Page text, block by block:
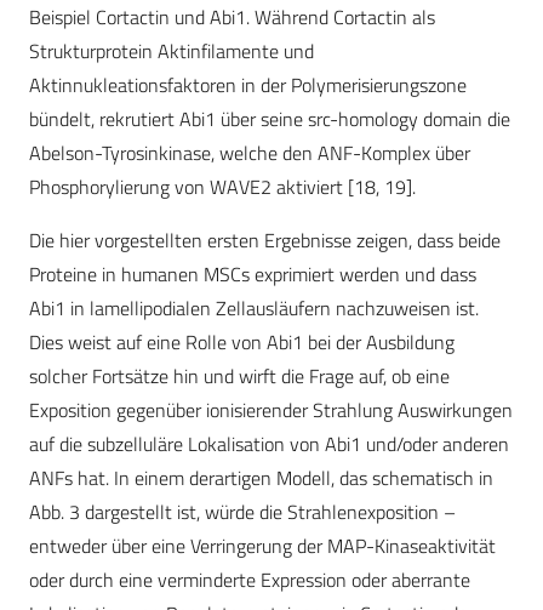
Beispiel Cortactin und Abi1. Während Cortactin als
Strukturprotein Aktinfilamente und
Aktinnukleationsfaktoren in der Polymerisierungszone
bündelt, rekrutiert Abi1 über seine src-homology domain die
Abelson-Tyrosinkinase, welche den ANF-Komplex über
Phosphorylierung von WAVE2 aktiviert [18, 19].
Die hier vorgestellten ersten Ergebnisse zeigen, dass beide
Proteine in humanen MSCs exprimiert werden und dass
Abi1 in lamellipodialen Zellausläufern nachzuweisen ist.
Dies weist auf eine Rolle von Abi1 bei der Ausbildung
solcher Fortsätze hin und wirft die Frage auf, ob eine
Exposition gegenüber ionisierender Strahlung Auswirkungen
auf die subzelluläre Lokalisation von Abi1 und/oder anderen
ANFs hat. In einem derartigen Modell, das schematisch in
Abb. 3 dargestellt ist, würde die Strahlenexposition –
entweder über eine Verringerung der MAP-Kinaseaktivität
oder durch eine verminderte Expression oder aberrante